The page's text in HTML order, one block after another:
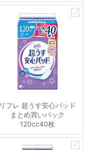
リフレ 超うす安心パッド
まとめ買いパック
120cc40枚